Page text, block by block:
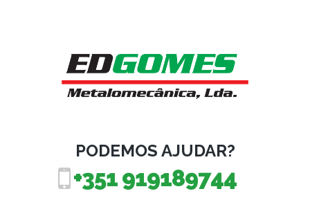
PODEMOS AJUDAR?
+351 919189744